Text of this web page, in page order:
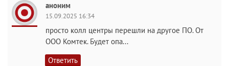
аноним
15.09.2025 16:34
просто колл центры перешли на другое ПО. От
ООО Комтек. Будет опа...
Ответить